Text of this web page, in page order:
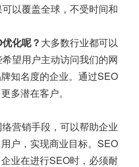
以覆盖全球，不受时间和
化呢？大多数行业都可以
望用户主动访问我们的网
知名度的企业。通过SEO
多潜在客户。
营销手段，可以帮助企业
户，实现商业目标。SEO
业在进行SEO时，必须耐